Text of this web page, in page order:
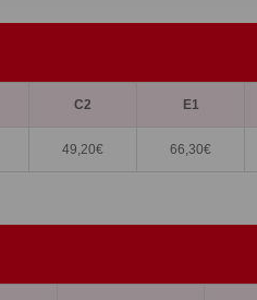
C2 E1
49,20€ 66,30€